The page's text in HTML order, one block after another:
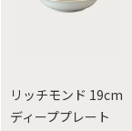
リッチモンド 19cm
ディーププレート